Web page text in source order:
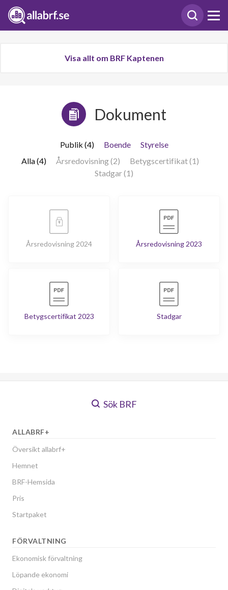
Visa allt om BRF Kaptenen
Dokument
Publik (4) Boende
Styrelse
Alla (4)
Årsredovisning (2)
Betygscertifikat (1)
Stadgar (1)
Årsredovisning 2024 Årsredovisning 2023
Betygscertifikat 2023 Stadgar
Sök BRF
ALLABRF+
Översikt allabrf+
Hemnet
BRF-Hemsida
Pris
Startpaket
FÖRVALTNING
Ekonomisk förvaltning
Löpande ekonomi